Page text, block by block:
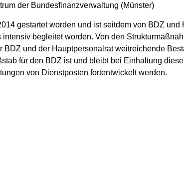
der Bundesfinanzverwaltung (Münster)
gestartet worden und ist seitdem von BDZ und
begleitet worden. Von den
BDZ und der Hauptpersonalrat weitreichende
für den BDZ ist und bleibt bei Einhaltung
von Dienstposten fortentwickelt werden.